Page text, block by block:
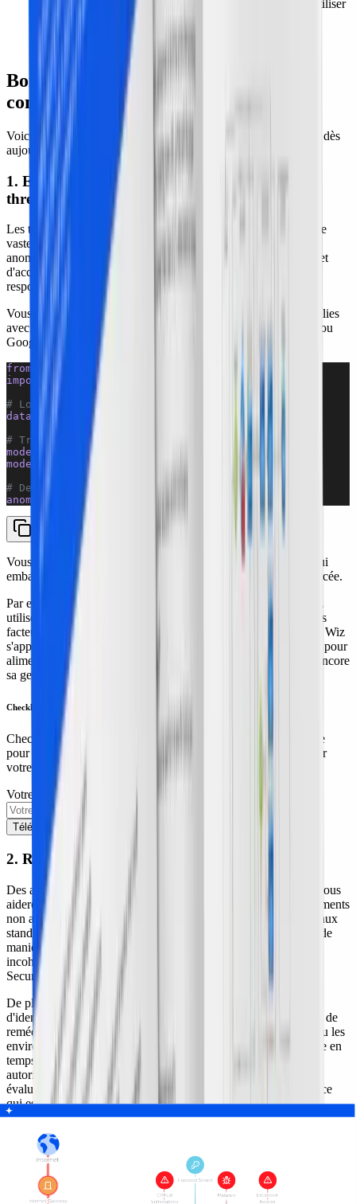
résilience de votre environnement cloud. Vous pouvez utiliser
une matrice de contrôles cloud dans des outils comme
Microsoft Excel ou Google Sheets pour catégoriser et
prioriser les risques selon leur impact et leur probabilité.
Bonnes pratiques de cloud security
controls de détection
Voici deux bonnes pratiques que vous pouvez mettre en œuvre dès
aujourd'hui :
1. Exploiter l'IA et le machine learning pour la
threat detection and response
Les technologies d'IA et de machine learning (ML) analysent de
vastes volumes de datasets pour identifier des schémas et des
anomalies révélateurs de menaces. Ainsi, les utiliser vous permet
d'accélérer et d'améliorer la précision de la threat detection and
response.
Vous pouvez implémenter un modèle ML de détection d'anomalies
avec Python et un service ML cloud comme AWS SageMaker ou
Google Cloud AI :
from sklearn.ensemble
IsolationForest
import
as
# Load dataset
data
pd.read_csv 'cloud_traffic_data.csv'
# Train the model
model
IsolationForest
model.fit(data)
# Detect anomalies
anomalies
model.predict
Vous pouvez également adopter une plateforme cloud-native qui
embarque les dernières avancées en IA pour une sécurité renforcée.
Par exemple, la solution Cloud Detection and Response de Wiz
utilise l'IA pour identifier et remédier les risques en corrélant des
facteurs de risque à travers les environnements cloud. En outre, Wiz
s'appuie sur des fournisseurs d'IA tiers, comme Azure OpenAI, pour
alimenter des fonctionnalités telles qu'Ask AI, ce qui renforce encore
sa gestion de la posture de sécurité.
Checklist d'auto-évaluation de la sécurité cloud
Checklist d'auto-évaluation des risques cloud de Wiz est conçue
pour vous aider à adopter une approche proactive pour sécuriser
votre environnement cloud.
Votre adresse e-mail professionnelle ici
Télécharger
2. Réaliser des audits de configuration réguliers
Des audits réguliers de vos paramètres de configuration cloud vous
aideront à identifier des erreurs de configuration ou des changements
non autorisés et à vérifier que votre posture de sécurité répond aux
standards. Pour mener des audits et des
de
manière continue, utilisez des outils automatisés qui détectent
incohérences et erreurs, tels qu'AWS Audit Manager ou Azure
Security Center.
De plus, une solution unifiée cloud-native comme Wiz permet
d'identifier des problèmes de sécurité et de proposer des actions de
remédiation priorisées. En effet, sa plateforme scanne en continu les
environnements cloud sur AWS et Azure, sans agents, et détecte en
temps réel des erreurs de configuration, des changements non
autorisés et des problèmes de conformité. Wiz fournit aussi des
évaluations de vulnérabilités priorisées pour savoir exactement ce
qui est à risque, quels sujets traiter en priorité et comment.
Bonnes pratiques de cloud security
controls correctifs
Voici deux contrôles à exploiter pour renforcer votre sécurité cloud :